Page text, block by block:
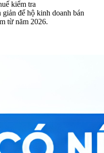
kiểm tra
để hộ kinh doanh bán
từ năm 2026.